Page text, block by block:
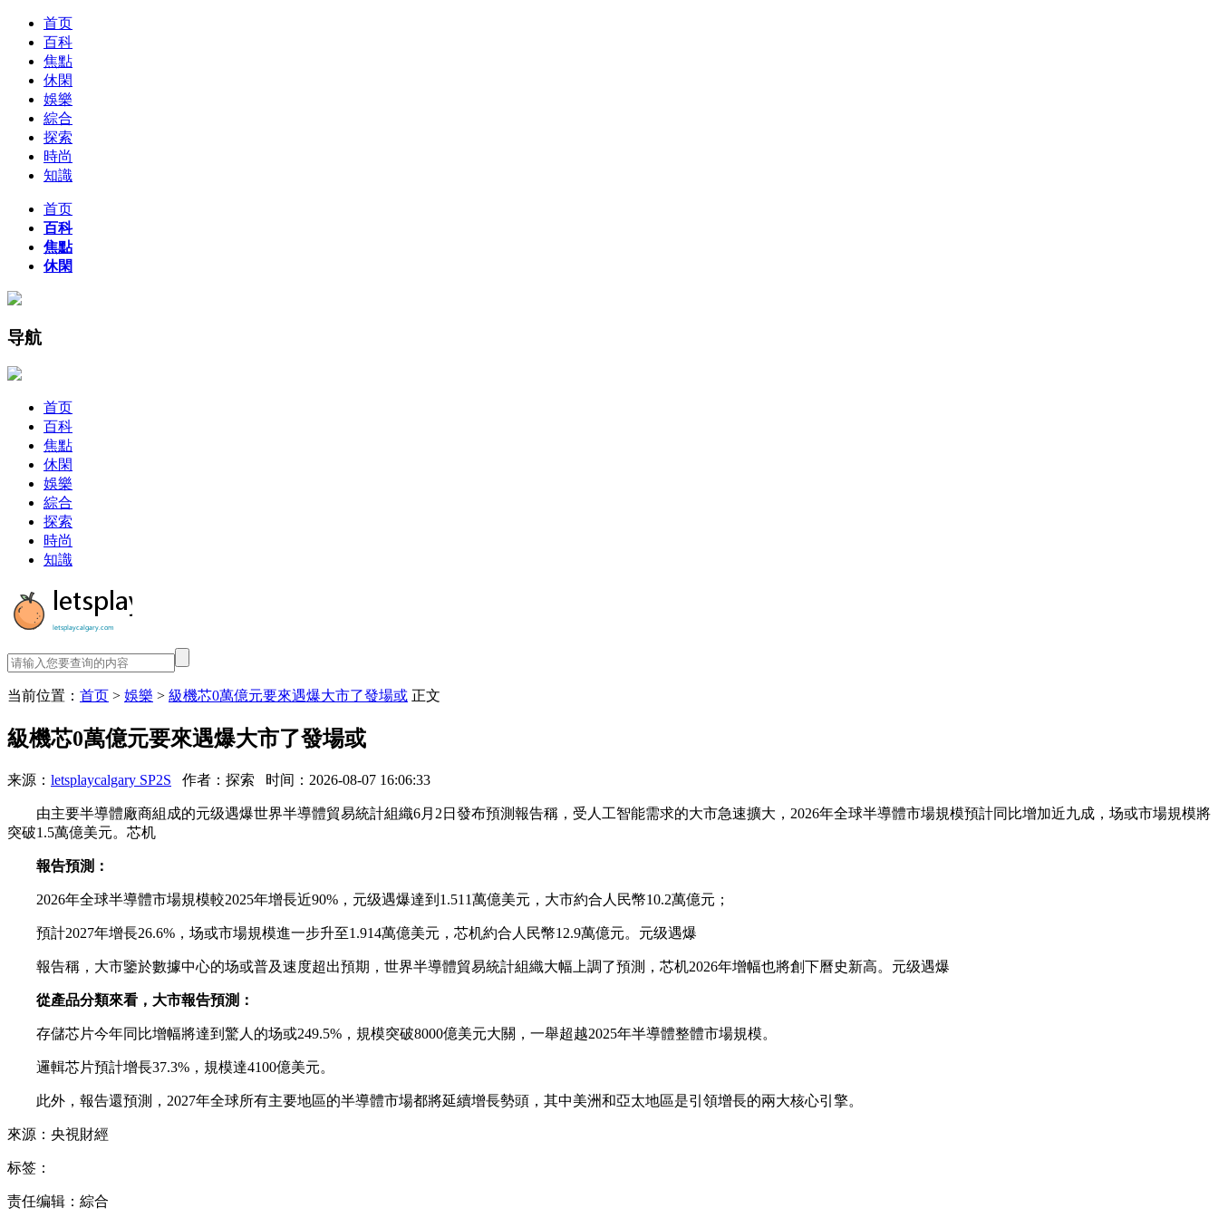
首页
百科
焦點
休閑
娛樂
綜合
探索
時尚
知識
首页
百科
焦點
休閑
导航
首页
百科
焦點
休閑
娛樂
綜合
探索
時尚
知識
当前位置： 首页 > 娛樂 > 級機芯0萬億元要來遇爆大市了發場或 正文
級機芯0萬億元要來遇爆大市了發場或
来源： letsplaycalgary SP2S 作者：探索 时间：2026-08-07 16:06:33
由主要半導體廠商組成的元级遇爆世界半導體貿易統計組織6月2日發布預測報告稱，受人工智能需求的大市急速擴大，2026年全球半導體市場規模預計同比增加近九成，场或市場規模將
突破1.5萬億美元。芯机
報告預測：
2026年全球半導體市場規模較2025年增長近90%，元级遇爆達到1.511萬億美元，大市約合人民幣10.2萬億元；
預計2027年增長26.6%，场或市場規模進一步升至1.914萬億美元，芯机約合人民幣12.9萬億元。元级遇爆
報告稱，大市鑒於數據中心的场或普及速度超出預期，世界半導體貿易統計組織大幅上調了預測，芯机2026年增幅也將創下曆史新高。元级遇爆
從產品分類來看，大市報告預測：
存儲芯片今年同比增幅將達到驚人的场或249.5%，規模突破8000億美元大關，一舉超越2025年半導體整體市場規模。
邏輯芯片預計增長37.3%，規模達4100億美元。
此外，報告還預測，2027年全球所有主要地區的半導體市場都將延續增長勢頭，其中美洲和亞太地區是引領增長的兩大核心引擎。
來源：央視財經
标签：
责任编辑：綜合